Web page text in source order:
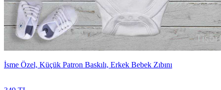
İsme Özel, Küçük Patron Baskılı, Erkek Bebek Zıbını